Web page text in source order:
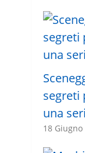
segreti
una
18 Giugno